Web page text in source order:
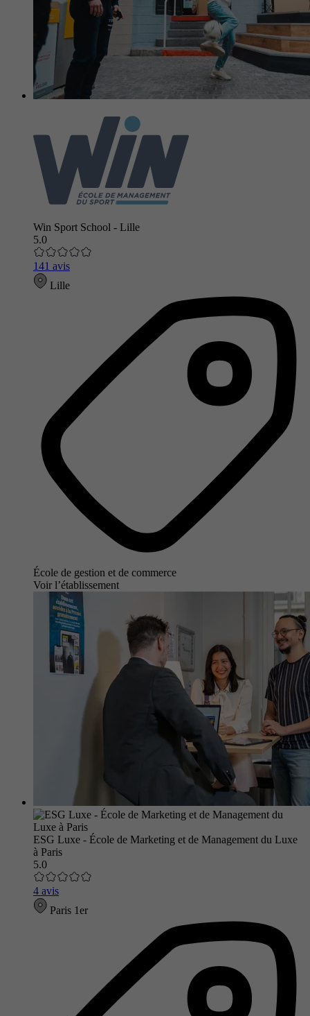
Win Sport School - Lille
5.0
141 avis
Lille
École de gestion et de commerce
Voir l’établissement
ESG Luxe - École de Marketing et de Management du Luxe
à Paris
5.0
4 avis
Paris 1er